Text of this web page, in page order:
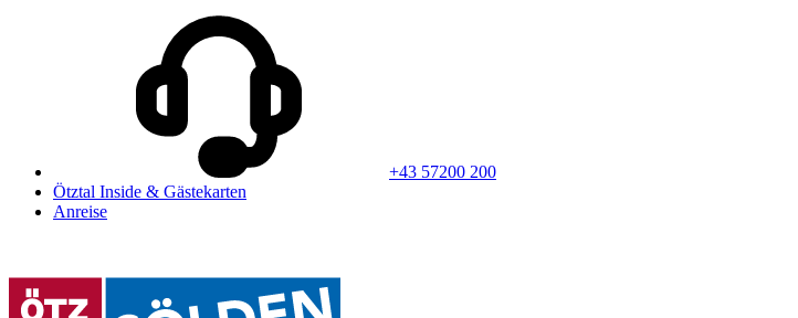
+43 57200 200
Ötztal Inside & Gästekarten
Anreise